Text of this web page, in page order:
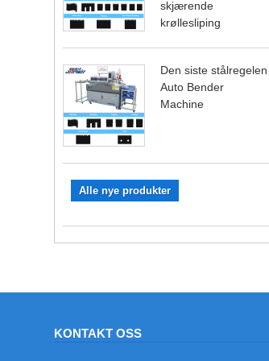
skjærende
krøllesliping
Den siste stålregelen
Auto Bender
Machine
Alle nye produkter
KONTAKT OSS